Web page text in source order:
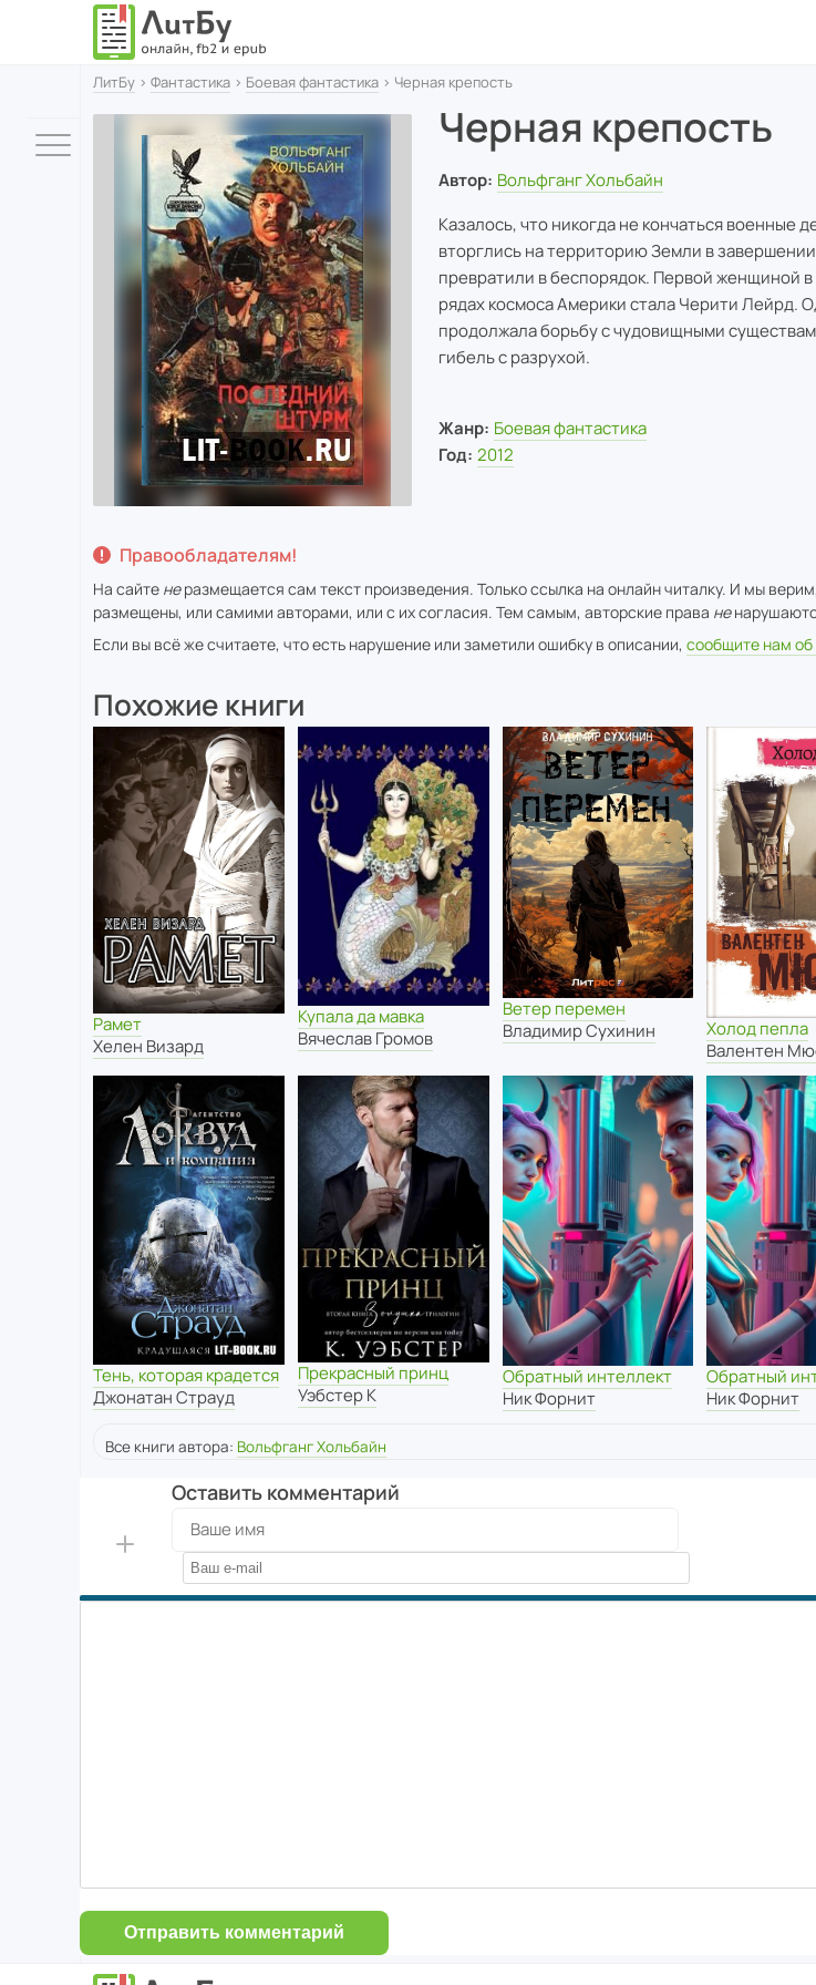
ЛитБу › Фантастика › Боевая фантастика › Черная крепость
Черная крепость
Автор: Вольфганг Хольбайн
Казалось, что никогда не кончаться военные
вторглись на территорию Земли в
превратили в беспорядок. Первой женщиной
рядах космоса Америки стала Черити Лейрд.
продолжала борьбу с чудовищными
гибель с разрухой.
Жанр: Боевая фантастика
Год: 2012
Правообладателям!
На сайте неразмещается сам текст произведения. Только ссылка на онлайн читалку. И мы
размещены, или самими авторами, или с их согласия. Тем самым, авторские права не
Если вы всё же считаете, что есть нарушение или заметили ошибку в описании, сообщите нам об
Похожие книги
Рамет
Хелен Визард
Купала да мавка
Вячеслав Громов
Ветер перемен
Владимир Сухинин
Холод пепла
Валентен
Тень, которая крадется
Джонатан Страуд
Прекрасный принц
Уэбстер К
Обратный интеллект
Ник Форнит
Обратный
Ник Форнит
Все книги автора: Вольфганг Хольбайн
Оставить комментарий
Отправить комментарий